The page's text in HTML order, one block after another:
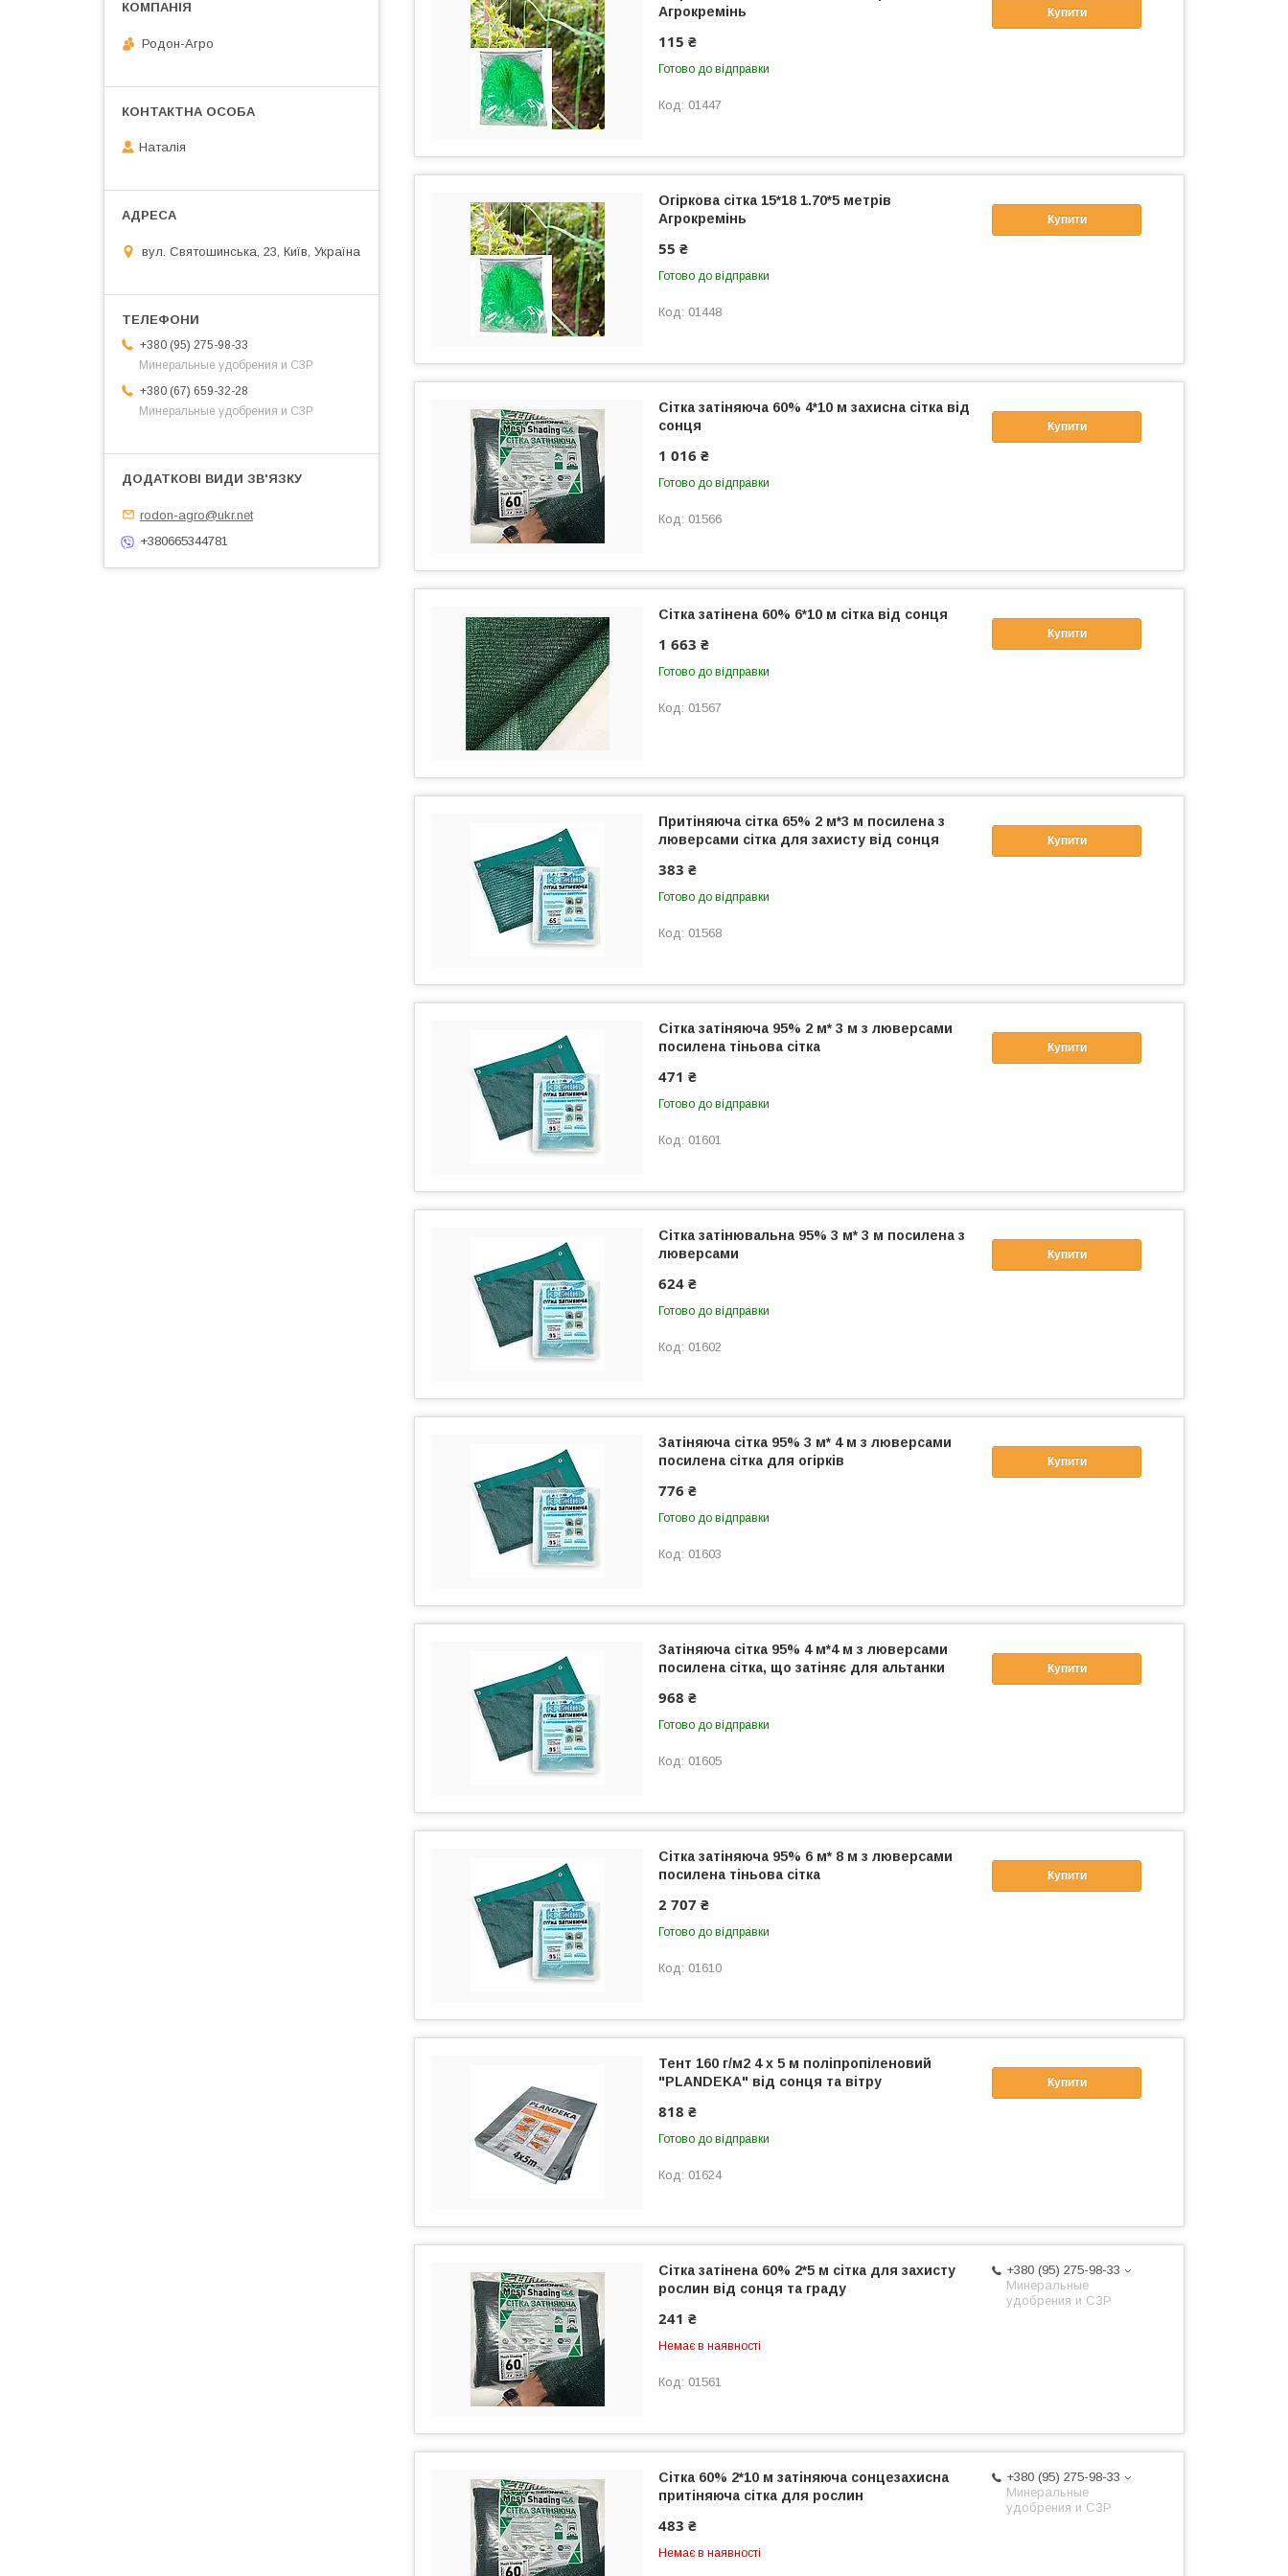
Купити
Агрокремінь
115 ₴
Готово до відправки
01447
Купити
Огіркова сітка 15*18 1.70*5 метрів
Агрокремінь
55 ₴
Готово до відправки
01448
Купити
Сітка затіняюча 60% 4*10 м захисна сітка від
сонця
1 016 ₴
Готово до відправки
01566
Купити
Сітка затінена 60% 6*10 м сітка від сонця
1 663 ₴
Готово до відправки
01567
Купити
Притіняюча сітка 65% 2 м*3 м посилена з
люверсами сітка для захисту від сонця
383 ₴
Готово до відправки
01568
Купити
Сітка затіняюча 95% 2 м* 3 м з люверсами
посилена тіньова сітка
471 ₴
Готово до відправки
01601
Купити
Сітка затінювальна 95% 3 м* 3 м посилена з
люверсами
624 ₴
Готово до відправки
01602
Купити
Затіняюча сітка 95% 3 м* 4 м з люверсами
посилена сітка для огірків
776 ₴
Готово до відправки
01603
Купити
Затіняюча сітка 95% 4 м*4 м з люверсами
посилена сітка, що затіняє для альтанки
968 ₴
Готово до відправки
01605
Купити
Сітка затіняюча 95% 6 м* 8 м з люверсами
посилена тіньова сітка
2 707 ₴
Готово до відправки
01610
Купити
Тент 160 г/м2 4 х 5 м поліпропіленовий
"PLANDEKA" від сонця та вітру
818 ₴
Готово до відправки
01624
+380 (95) 275-98-33
Минеральные
удобрения и СЗР
Сітка затінена 60% 2*5 м сітка для захисту
рослин від сонця та граду
241 ₴
Немає в наявності
01561
+380 (95) 275-98-33
Минеральные
удобрения и СЗР
Сітка 60% 2*10 м затіняюча сонцезахисна
притіняюча сітка для рослин
483 ₴
Немає в наявності
Родон-Агро
Наталія
вул. Святошинська, 23, Київ, Україна
+380 (95) 275-98-33
Минеральные удобрения и СЗР
+380 (67) 659-32-28
Минеральные удобрения и СЗР
rodon-agro@ukr.net
+380665344781